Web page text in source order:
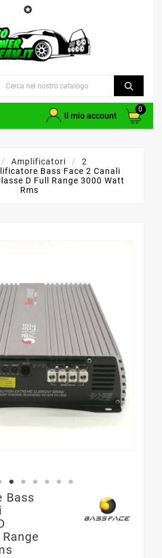

Il mio account
0
Amplificatori
2
Bass Face 2 Canali
D Full Range 3000 Watt
Rms
Bass